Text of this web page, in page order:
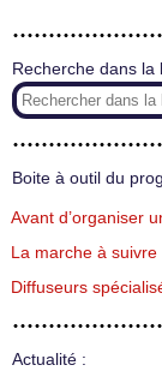
Recherche dans la
Boite à outil du
Avant d’organiser
La marche à
Diffuseurs
Actualité :